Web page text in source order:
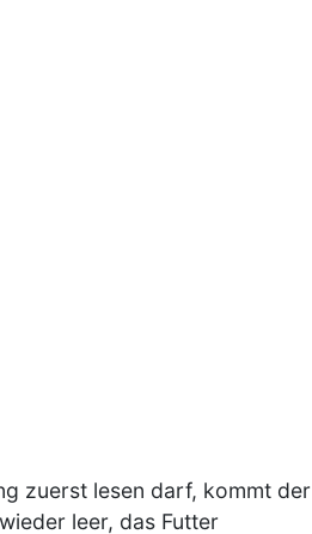
zuerst lesen darf, kommt der
leer, das Futter